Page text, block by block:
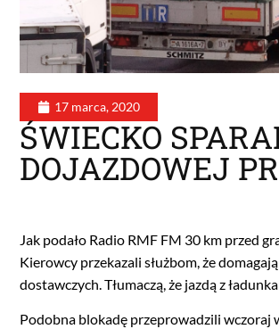
17 marca, 2020
ŚWIECKO
DOJAZDOWEJ
Jak podało Radio RMF FM 30 km przed
Kierowcy przekazali służbom, że
dostawczych. Tłumaczą, że jazdą z
Podobna blokadę przeprowadzili wczoraj